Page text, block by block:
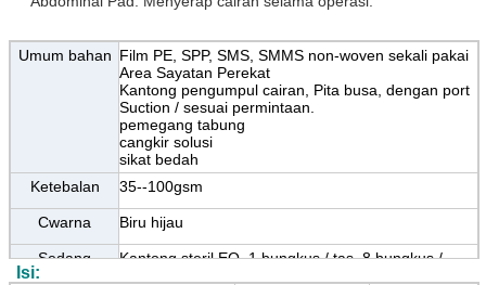
Umum bahan Film PE, SPP, SMS, SMMS non-woven sekali pakai
Area Sayatan Perekat
Kantong pengumpul cairan, Pita busa, dengan port
Suction / sesuai permintaan.
pemegang tabung
cangkir solusi
sikat bedah
Ketebalan
35--100gsm
Cwarna Biru hijau
Sedang
mengemas
Kantong steril EO, 1 bungkus / tas, 8 bungkus /
Isi: